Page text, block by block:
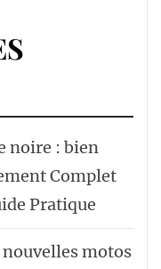
noire : bien
Complet
Pratique
motos